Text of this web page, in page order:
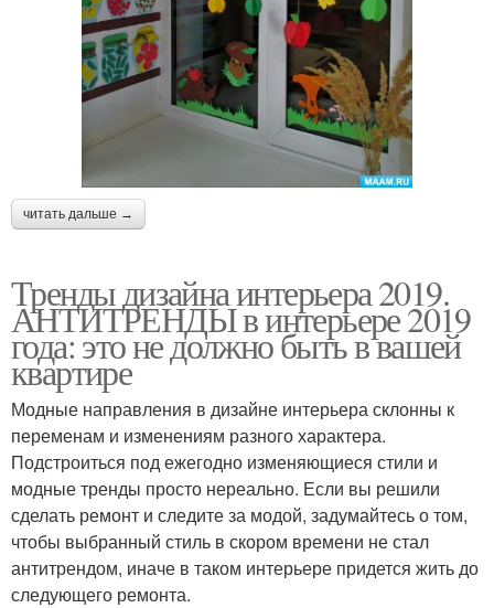
читать дальше →
Тренды дизайна интерьера 2019.
АНТИТРЕНДЫ в интерьере 2019
года: это не должно быть в вашей
квартире
Модные направления в дизайне интерьера склонны к
переменам и изменениям разного характера.
Подстроиться под ежегодно изменяющиеся стили и
модные тренды просто нереально. Если вы решили
сделать ремонт и следите за модой, задумайтесь о том,
чтобы выбранный стиль в скором времени не стал
антитрендом, иначе в таком интерьере придется жить до
следующего ремонта.